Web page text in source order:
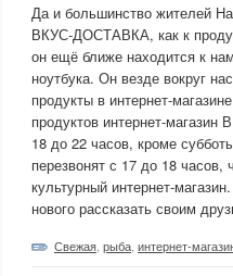
Да и большинство жителей
ВКУС-ДОСТАВКА, как к
он ещё ближе находится к
ноутбука. Он везде вокруг
продукты в интернет-
продуктов интернет-
18 до 22 часов, кроме
перезвонят с 17 до 18
культурный интернет-
нового рассказать своим
Свежая рыба интернет-